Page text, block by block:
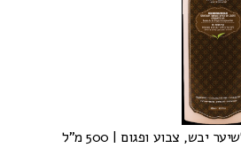
יבש, צבוע ופגום | 500 מ"ל